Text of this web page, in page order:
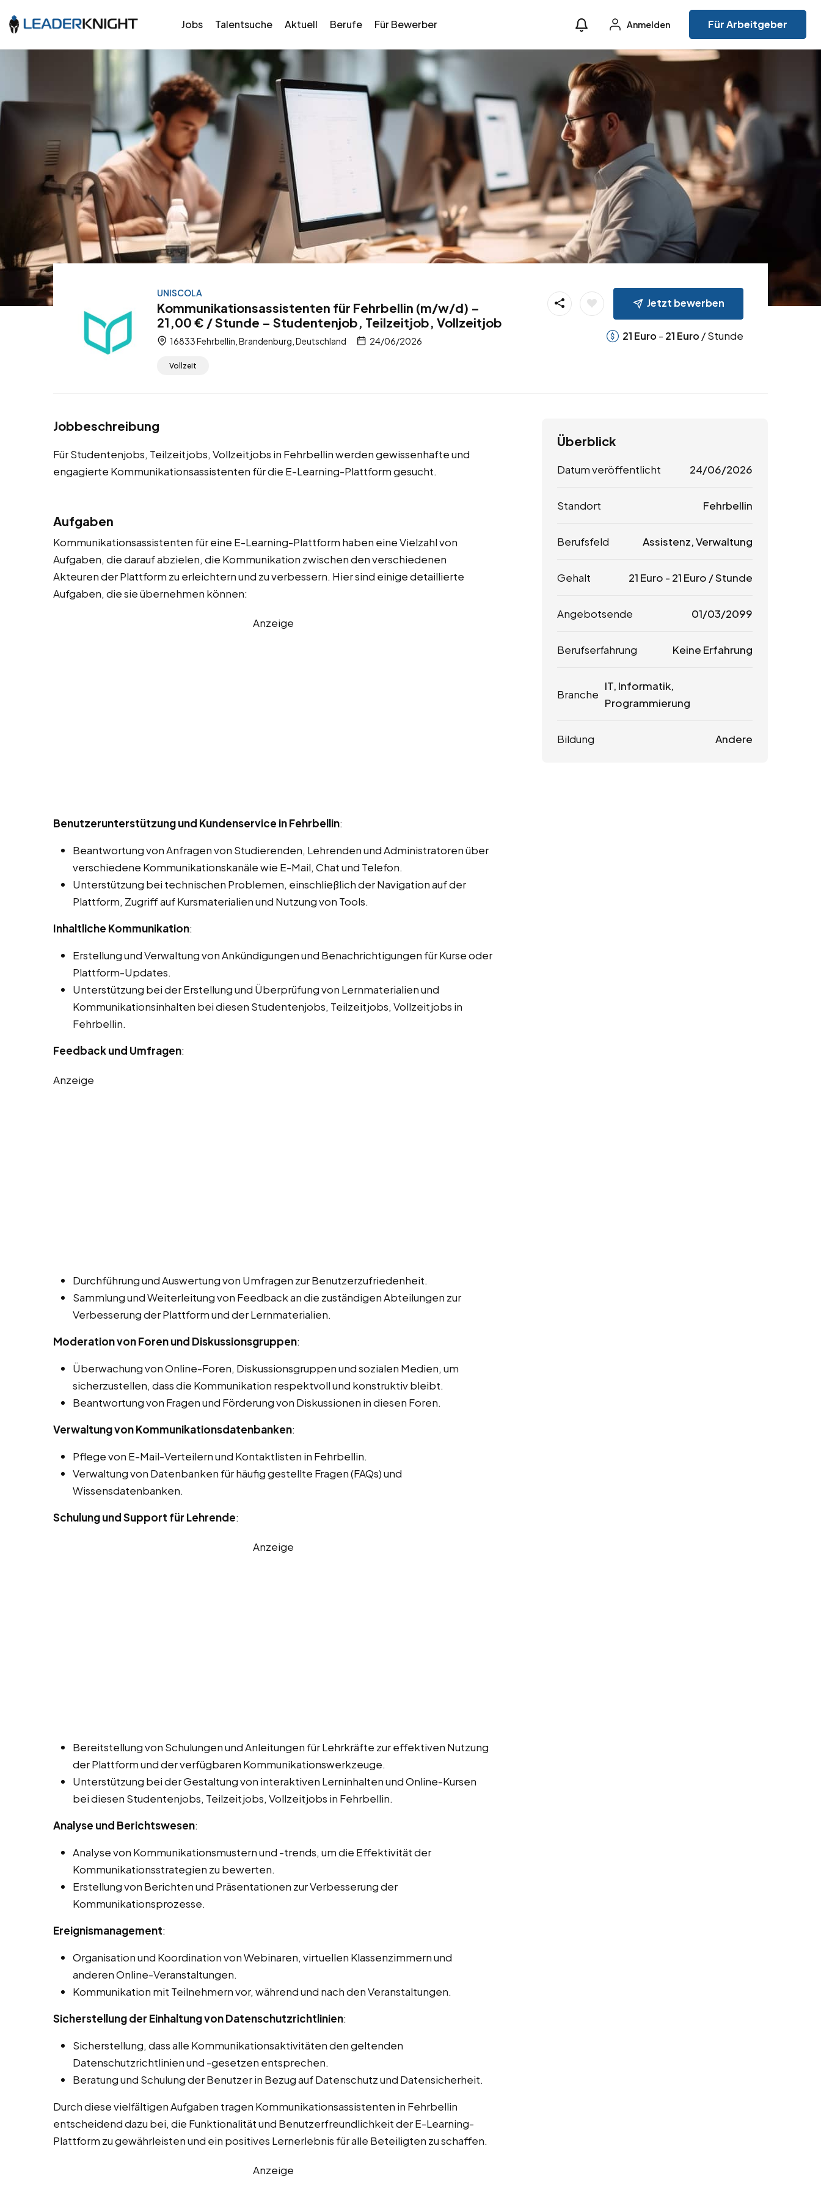
Jobs Talentsuche Aktuell Berufe Für Bewerber Anmelden Für Arbeitgeber
UNISCOLA
Kommunikationsassistenten für Fehrbellin (m/w/d) –
21,00 € / Stunde – Studentenjob, Teilzeitjob, Vollzeitjob
16833 Fehrbellin, Brandenburg, Deutschland 24/06/2026
Vollzeit
Jetzt bewerben
21 Euro - 21 Euro / Stunde
Jobbeschreibung
Für Studentenjobs, Teilzeitjobs, Vollzeitjobs in Fehrbellin werden gewissenhafte und
engagierte Kommunikationsassistenten für die E-Learning-Plattform gesucht.
Aufgaben
Kommunikationsassistenten für eine E-Learning-Plattform haben eine Vielzahl von
Aufgaben, die darauf abzielen, die Kommunikation zwischen den verschiedenen
Akteuren der Plattform zu erleichtern und zu verbessern. Hier sind einige detaillierte
Aufgaben, die sie übernehmen können:
Anzeige
Benutzerunterstützung und Kundenservice in Fehrbellin:
Beantwortung von Anfragen von Studierenden, Lehrenden und Administratoren über
verschiedene Kommunikationskanäle wie E-Mail, Chat und Telefon.
Unterstützung bei technischen Problemen, einschließlich der Navigation auf der
Plattform, Zugriff auf Kursmaterialien und Nutzung von Tools.
Inhaltliche Kommunikation:
Erstellung und Verwaltung von Ankündigungen und Benachrichtigungen für Kurse oder
Plattform-Updates.
Unterstützung bei der Erstellung und Überprüfung von Lernmaterialien und
Kommunikationsinhalten bei diesen Studentenjobs, Teilzeitjobs, Vollzeitjobs in
Fehrbellin.
Feedback und Umfragen:
Anzeige
Durchführung und Auswertung von Umfragen zur Benutzerzufriedenheit.
Sammlung und Weiterleitung von Feedback an die zuständigen Abteilungen zur
Verbesserung der Plattform und der Lernmaterialien.
Moderation von Foren und Diskussionsgruppen:
Überwachung von Online-Foren, Diskussionsgruppen und sozialen Medien, um
sicherzustellen, dass die Kommunikation respektvoll und konstruktiv bleibt.
Beantwortung von Fragen und Förderung von Diskussionen in diesen Foren.
Verwaltung von Kommunikationsdatenbanken:
Pflege von E-Mail-Verteilern und Kontaktlisten in Fehrbellin.
Verwaltung von Datenbanken für häufig gestellte Fragen (FAQs) und
Wissensdatenbanken.
Schulung und Support für Lehrende:
Anzeige
Bereitstellung von Schulungen und Anleitungen für Lehrkräfte zur effektiven Nutzung
der Plattform und der verfügbaren Kommunikationswerkzeuge.
Unterstützung bei der Gestaltung von interaktiven Lerninhalten und Online-Kursen
bei diesen Studentenjobs, Teilzeitjobs, Vollzeitjobs in Fehrbellin.
Analyse und Berichtswesen:
Analyse von Kommunikationsmustern und -trends, um die Effektivität der
Kommunikationsstrategien zu bewerten.
Erstellung von Berichten und Präsentationen zur Verbesserung der
Kommunikationsprozesse.
Ereignismanagement:
Organisation und Koordination von Webinaren, virtuellen Klassenzimmern und
anderen Online-Veranstaltungen.
Kommunikation mit Teilnehmern vor, während und nach den Veranstaltungen.
Sicherstellung der Einhaltung von Datenschutzrichtlinien:
Sicherstellung, dass alle Kommunikationsaktivitäten den geltenden
Datenschutzrichtlinien und -gesetzen entsprechen.
Beratung und Schulung der Benutzer in Bezug auf Datenschutz und Datensicherheit.
Durch diese vielfältigen Aufgaben tragen Kommunikationsassistenten in Fehrbellin
entscheidend dazu bei, die Funktionalität und Benutzerfreundlichkeit der E-Learning-
Plattform zu gewährleisten und ein positives Lernerlebnis für alle Beteiligten zu schaffen.
Anzeige
Überblick
Datum veröffentlicht 24/06/2026
Standort Fehrbellin
Berufsfeld Assistenz, Verwaltung
Gehalt 21 Euro - 21 Euro / Stunde
Angebotsende 01/03/2099
Berufserfahrung Keine Erfahrung
Branche
IT, Informatik,
Programmierung
Bildung Andere